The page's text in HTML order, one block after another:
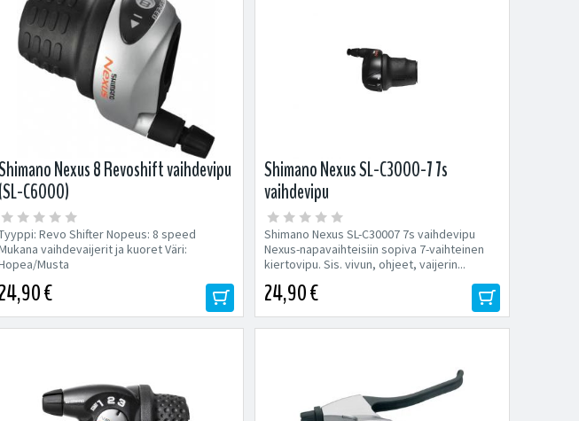
Nexus 8 Revoshift vaihdevipu
(SL-C6000)
Revo Shifter Nopeus: 8 speed
vaihdevaijerit ja kuoret Väri:
Musta
24,90 €
Shimano Nexus SL-C3000-7 7s
vaihdevipu
Shimano Nexus SL-C30007 7s vaihdevipu
Nexus-napavaihteisiin sopiva 7-vaihteinen
kiertovipu. Sis. vivun, ohjeet, vaijerin...
24,90 €